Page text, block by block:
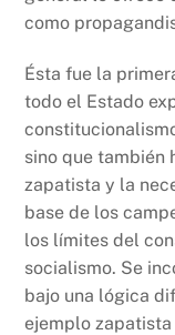
como
Ésta fue la
todo el Estado
sino que también
zapatista y la
base de los
los límites del
socialismo. Se
bajo una lógica
ejemplo